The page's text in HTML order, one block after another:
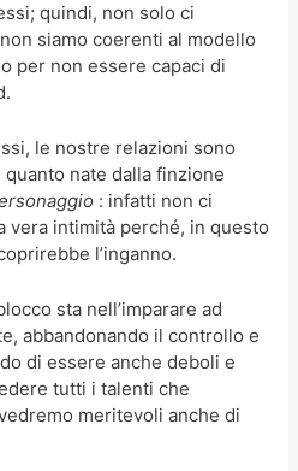
quindi, non solo ci
siamo coerenti al modello
per non essere capaci di
le nostre relazioni sono
nate dalla finzione
: infatti non ci
vera intimità perché, in questo
l’inganno.
sta nell’imparare ad
abbandonando il controllo e
di essere anche deboli e
tutti i talenti che
meritevoli anche di